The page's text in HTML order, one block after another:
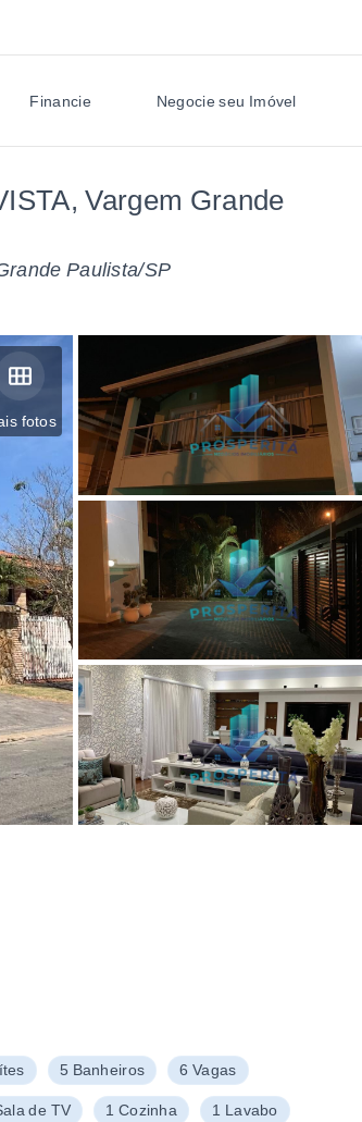
Financie Negocie seu Imóvel
Vargem Grande
Paulista/SP
fotos
5 Banheiros 6 Vagas
de TV 1 Cozinha 1 Lavabo